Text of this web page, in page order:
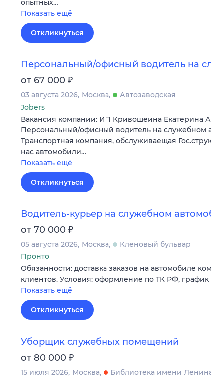
опытных…
Показать ещё
Откликнуться
Персональный/офисный водитель на
от 67 000 ₽
03 августа 2026 Москва
Автозаводская
Jobers
Вакансия компании: ИП Кривошеина Екатерина
Персональный/офисный водитель на служебном
Тpанcпopтнaя компания, обслуживаeщая
нac автомoбили…
Показать ещё
Откликнуться
Водитель-курьер на служебном
от 70 000 ₽
05 августа 2026 Москва
Кленовый бульвар
Пронто
Обязанности: доставка заказов на автомобиле
клиентов. Условия: оформление по ТК РФ, график
Показать ещё
Откликнуться
Уборщик служебных помещений
от 80 000 ₽
15 июля 2026 Москва
Библиотека имени